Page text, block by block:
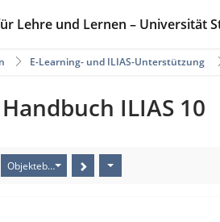
Lehre und Lernen – Universität
E-Learning- und ILIAS-Unterstützung
Handbuch ILIAS 10
Objekteblock löschen